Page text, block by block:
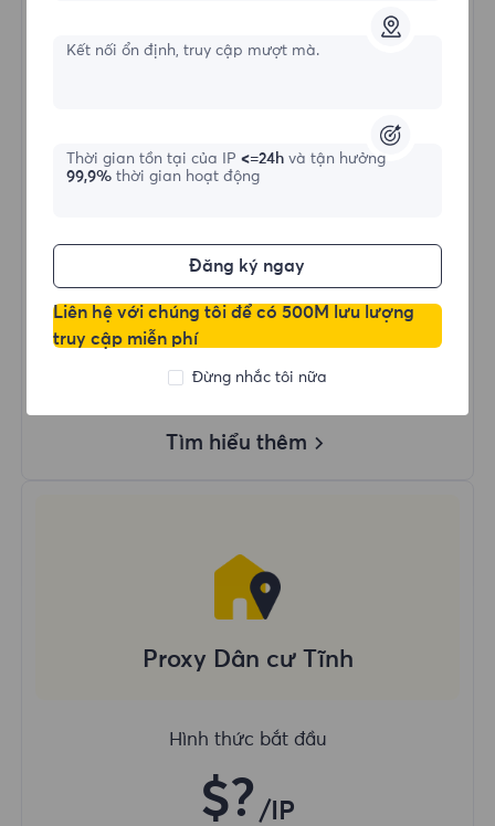
Hình thức bắt đầu
Dùng Dữ Liệu Không Giới Hạn
Sử Dụng IP Không Giới Hạn
Hơn 50 Vùng Trên Toàn Thế Giới
Proxy Dân Cư Động Thực
Tìm hiểu thêm
Proxy Dân cư Tĩnh
Hình thức bắt đầu
$? /IP
Kết nối ổn định, truy cập mượt mà.
Thời gian tồn tại của IP <=24h và tận hưởng
99,9%thời gian hoạt động
Đăng ký ngay
Liên hệ với chúng tôi để có 500M lưu lượng
truy cập miễn phí
Đừng nhắc tôi nữa